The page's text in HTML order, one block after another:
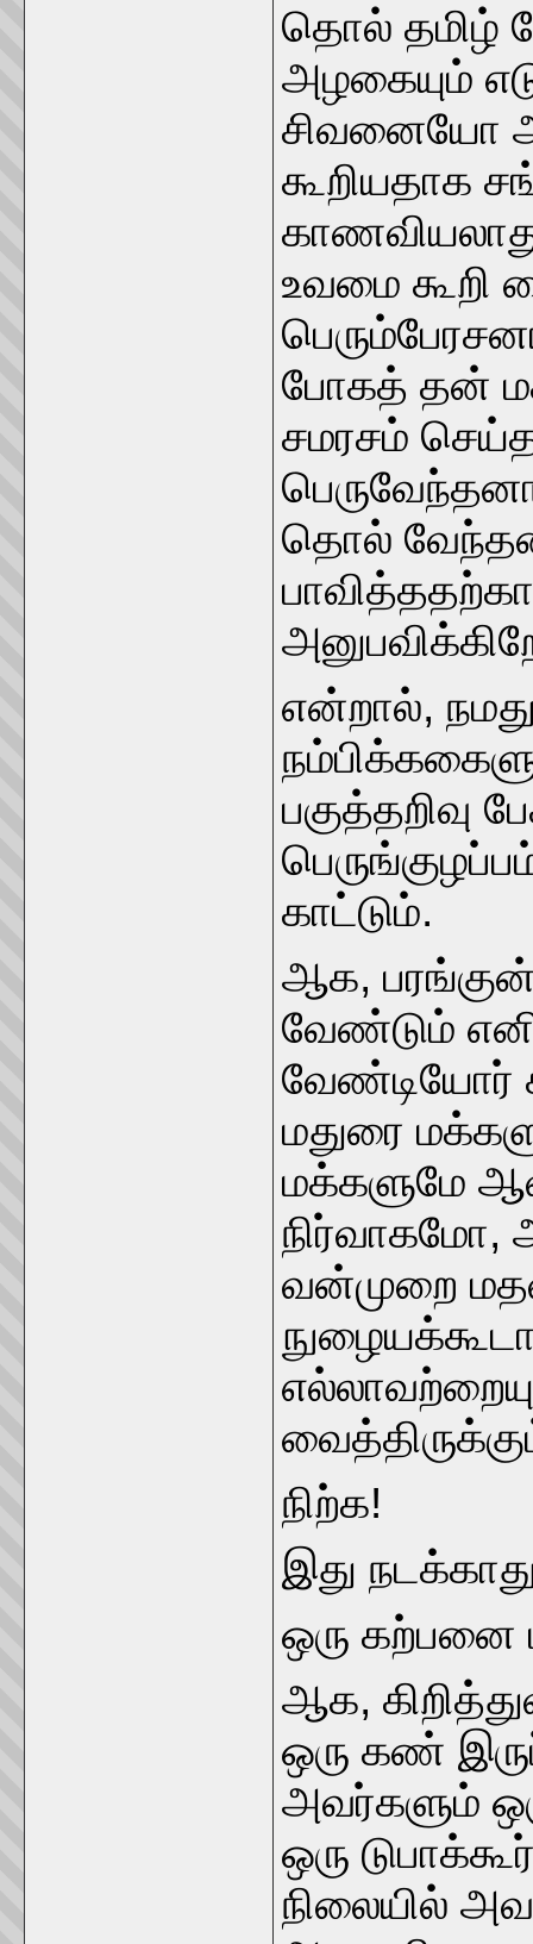
தொல் தமிழ்
அழகையும்
சிவனையோ
கூறியதாக
உவமை கூறி
போகத் தன்
சமரசம்
தொல்
என்றால்,
பகுத்தறிவு
காட்டும்.
ஆக,
வேண்டும்
வேண்டியோர்
மதுரை
மக்களுமே
நிர்வாகமோ,
வன்முறை
நிற்க!
இது
ஒரு கற்பனை
ஆக,
ஒரு கண்
அவர்களும்
ஒரு
நிலையில்